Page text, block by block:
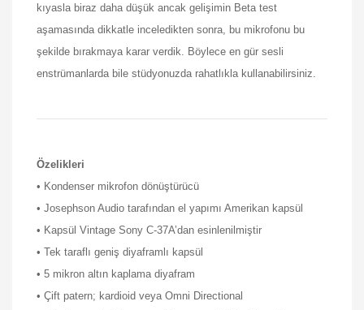
kıyasla biraz daha düşük ancak gelişimin Beta test
aşamasında dikkatle inceledikten sonra, bu mikrofonu bu
şekilde bırakmaya karar verdik. Böylece en gür sesli
enstrümanlarda bile stüdyonuzda rahatlıkla kullanabilirsiniz.
Özelikleri
• Kondenser mikrofon dönüştürücü
• Josephson Audio tarafından el yapımı Amerikan kapsül
• Kapsül Vintage Sony C-37A’dan esinlenilmiştir
• Tek taraflı geniş diyaframlı kapsül
• 5 mikron altın kaplama diyafram
• Çift patern; kardioid veya Omni Directional